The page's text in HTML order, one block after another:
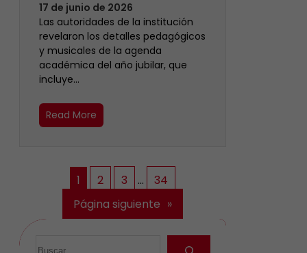
17 de junio de 2026
Las autoridades de la institución
revelaron los detalles pedagógicos
y musicales de la agenda
académica del año jubilar, que
incluye…
Read More
1 2 3 …
34
Página siguiente »